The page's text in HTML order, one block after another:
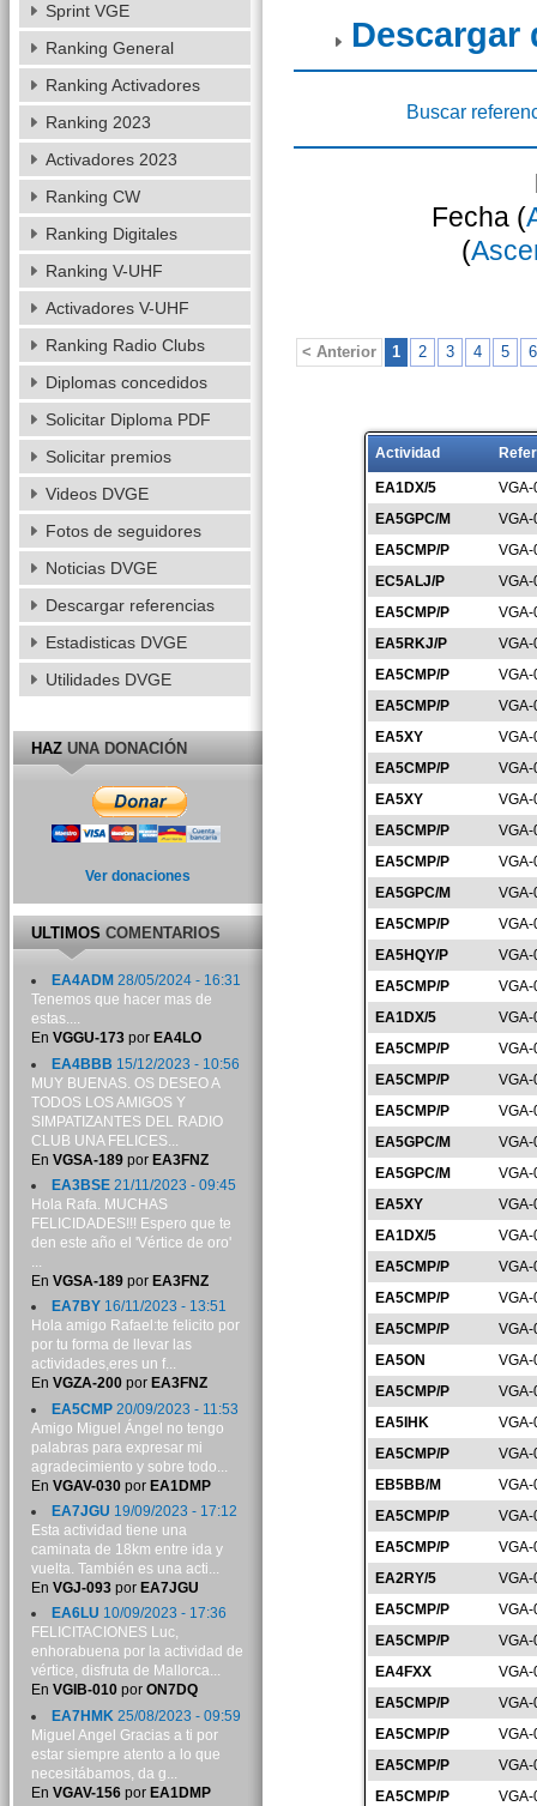
Descargar
Buscar
Fecha (
(
< Anterior 1 2 3 4 5 6
Actividad
EA1DX/5
EA5GPC/M
EA5CMP/P
EC5ALJ/P
EA5CMP/P
EA5RKJ/P
EA5CMP/P
EA5CMP/P
EA5XY
EA5CMP/P
EA5XY
EA5CMP/P
EA5CMP/P
VGA-
EA5GPC/M
EA5CMP/P
EA5HQY/P
EA5CMP/P
EA1DX/5
EA5CMP/P
EA5CMP/P
EA5CMP/P
EA5GPC/M
EA5GPC/M
EA5XY
EA1DX/5
EA5CMP/P
EA5CMP/P
EA5CMP/P
EA5ON
EA5CMP/P
EA5IHK
EA5CMP/P
EB5BB/M
EA5CMP/P
EA5CMP/P
EA2RY/5
EA5CMP/P
EA5CMP/P
EA4FXX
EA5CMP/P
EA5CMP/P
EA5CMP/P
EA5CMP/P
Sprint VGE
Ranking General
Ranking Activadores
Ranking 2023
Activadores 2023
Ranking CW
Ranking Digitales
Ranking V-UHF
Activadores V-UHF
Ranking Radio Clubs
Diplomas concedidos
Solicitar Diploma PDF
Solicitar premios
Videos DVGE
Fotos de seguidores
Noticias DVGE
Descargar referencias
Estadisticas DVGE
Utilidades DVGE
HAZUNA DONACIÓN
Ver donaciones
ULTIMOSCOMENTARIOS
EA4ADM 28/05/2024 - 16:31
Tenemos que hacer mas de
estas....
En VGGU-173por EA4LO
EA4BBB 15/12/2023 - 10:56
MUY BUENAS. OS DESEO A
TODOS LOS AMIGOS Y
SIMPATIZANTES DEL RADIO
CLUB UNA FELICES...
En VGSA-189por EA3FNZ
EA3BSE21/11/2023 - 09:45
Hola Rafa. MUCHAS
FELICIDADES!!! Espero que te
den este año el 'Vértice de oro'
...
En VGSA-189por EA3FNZ
EA7BY16/11/2023 - 13:51
Hola amigo Rafael:te felicito por
por tu forma de llevar las
actividades,eres un f...
En VGZA-200por EA3FNZ
EA5CMP20/09/2023 - 11:53
Amigo Miguel Ángel no tengo
palabras para expresar mi
agradecimiento y sobre todo...
En VGAV-030por EA1DMP
EA7JGU 19/09/2023 - 17:12
Esta actividad tiene una
caminata de 18km entre ida y
vuelta. También es una acti...
En VGJ-093por EA7JGU
EA6LU 10/09/2023 - 17:36
FELICITACIONES Luc,
enhorabuena por la actividad de
vértice, disfruta de Mallorca...
En VGIB-010por ON7DQ
EA7HMK 25/08/2023 - 09:59
Miguel Angel Gracias a ti por
estar siempre atento a lo que
necesitábamos, da g...
En VGAV-156por EA1DMP